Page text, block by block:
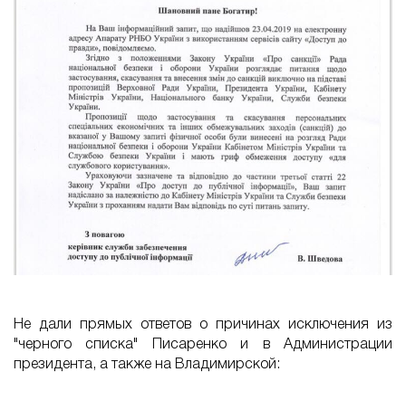
Не дали прямых ответов о причинах исключения из
"черного списка" Писаренко и в Администрации
президента, а также на Владимирской: